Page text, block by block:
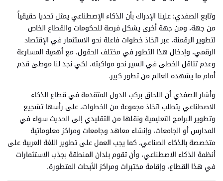
وتابع الصفدي: علينا الإدراك بأن الذكاء الإصطناعي يمثل تحديا حقيقياً
من جهة، ومن جهة أخرى يشكل فرصة للحكومات والقطاع الخاص
لتطوير الرقمنة، عبر اتخاذ خطوات فاعلة نحو الاستثمار في الإقتصاد
الرقمي، وإدخال هذا التطور في مختلف الحقول، مع أهمية المسارعة
وعدم تثاقل الخطى في السير نحو مواكبته، لكي نجد لنا موطئ قدم
أمام ما يشهده العالم من تطور كبير.
وأشار الصفدي أن اللحاق بركب الدول المتقدمة في قطاع الذكاء
الاصطناعي يتطلب اتخاذ مجموعة من الخطوات، على رأسها تشجيع
وتطوير البرامج التعليمية ونقلها من التقليدي إلى الحديث سواء في
المدارس أو الجامعات، وإنشاء معاهد وجامعات ومراكز معلوماتية
متخصصة بالذكاء الصناعي، كما يجب العمل على تطوير اللغة العربية على
أنظمة الذكاء الاصطناعي، وأن تقوم بلدان المنطقة بجذب الاستثمارات
في هذا القطاع، وإقامة مختبرات ومراكز الأبحاث المتطورة.